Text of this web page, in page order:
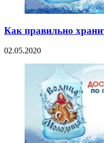
Как правильно
02.05.2020